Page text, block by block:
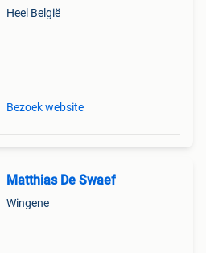
Heel België
Bezoek website
Matthias De Swaef
Wingene